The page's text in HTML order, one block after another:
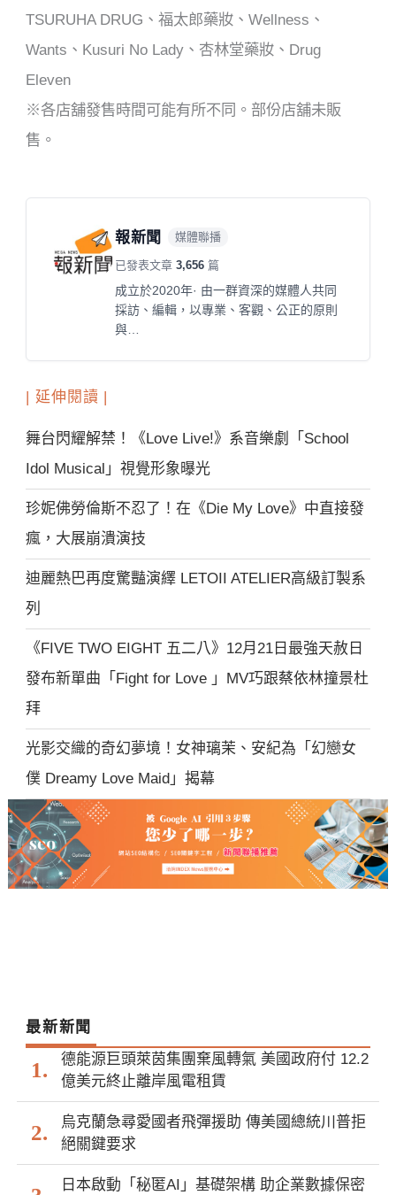
TSURUHA DRUG、福太郎藥妝、Wellness、
Wants、Kusuri No Lady、杏林堂藥妝、Drug
Eleven
※各店舖發售時間可能有所不同。部份店舖未販
售。
報新聞 媒體聯播
已發表文章3,656 篇
成立於2020年· 由一群資深的媒體人共同
採訪、編輯，以專業、客觀、公正的原則
與…
| 延伸閱讀 |
舞台閃耀解禁！《Love Live!》系音樂劇「School
Idol Musical」視覺形象曝光
珍妮佛勞倫斯不忍了！在《Die My Love》中直接發
瘋，大展崩潰演技
迪麗熱巴再度驚豔演繹 LETOII ATELIER高級訂製系
列
《FIVE TWO EIGHT 五二八》12月21日最強天赦日
發布新單曲「Fight for Love 」MV巧跟蔡依林撞景杜
拜
光影交織的奇幻夢境！女神璃茉、安紀為「幻戀女
僕 Dreamy Love Maid」揭幕
最新新聞
德能源巨頭萊茵集團棄風轉氣 美國政府付 12.2
億美元終止離岸風電租賃
烏克蘭急尋愛國者飛彈援助 傳美國總統川普拒
絕關鍵要求
日本啟動「秘匿AI」基礎架構 助企業數據保密